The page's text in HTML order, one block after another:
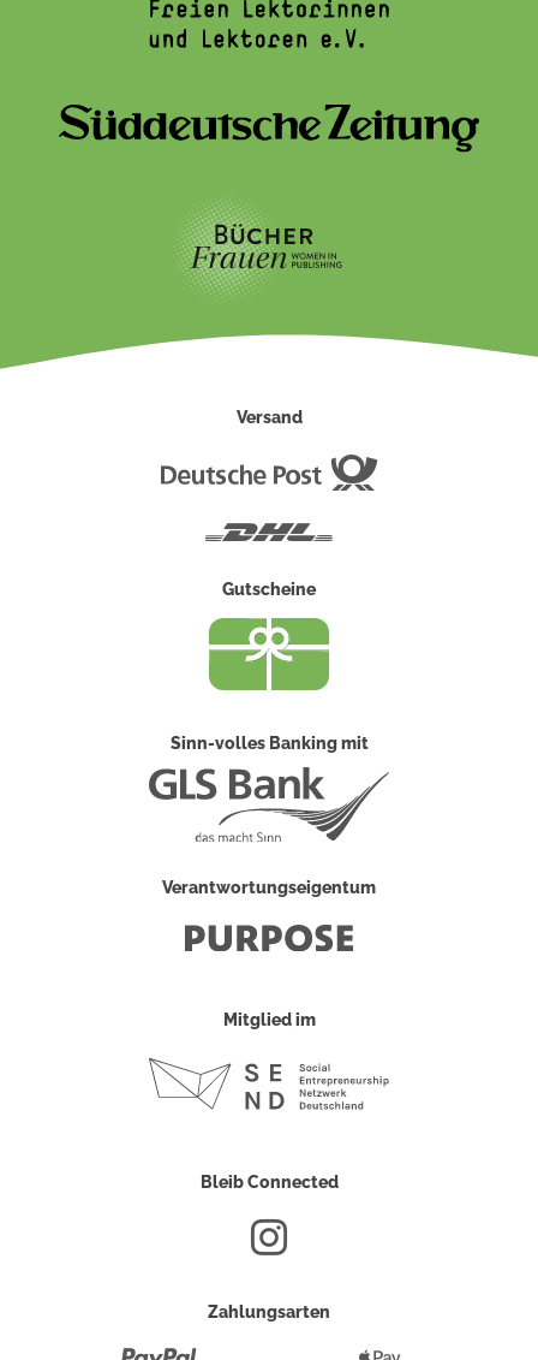
Versand
Gutscheine
Sinn-volles Banking mit
Verantwortungseigentum
Mitglied im
Bleib Connected
Zahlungsarten